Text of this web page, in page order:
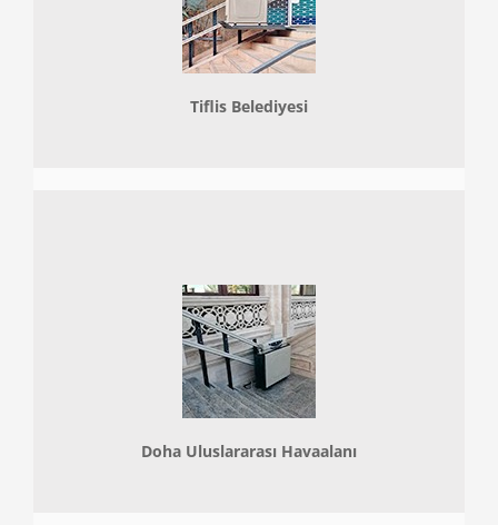
Tiflis Belediyesi
Doha Uluslararası Havaalanı